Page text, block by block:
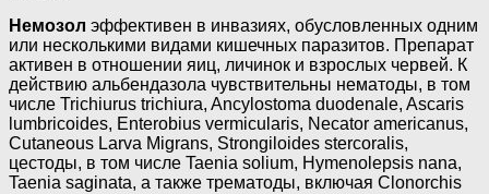
Немозол эффективен в инвазиях, обусловленных одним
или несколькими видами кишечных паразитов. Препарат
активен в отношении яиц, личинок и взрослых червей. К
действию альбендазола чувствительны нематоды, в том
числе Triсhiurus triсhiura, Ancylostoma duodenale, Ascaris
lumbricoides, Enterobius vermicularis, Necator americanus,
Cutaneous Larva Migrans, Strongiloides stercoralis,
цестоды, в том числе Taenia solium, Hymenolepsis nana,
Taenia saginata, а также трематоды, включая Clonorchis